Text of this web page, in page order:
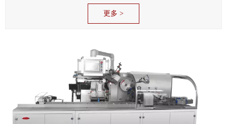
更多 >